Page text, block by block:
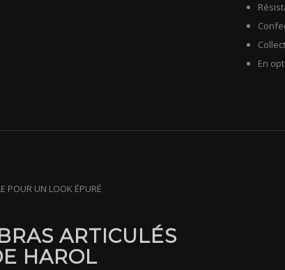
En
POUR UN LOOK ÉPURÉ
ARTICULÉS
HAROL